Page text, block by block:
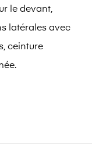
le devant,
latérales avec
ceinture